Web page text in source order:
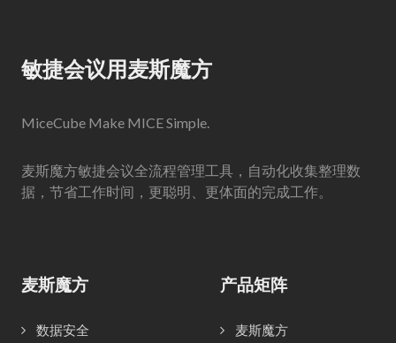
敏捷会议用麦斯魔方
MiceCube Make MICE Simple.
麦斯魔方敏捷会议全流程管理工具，自动化收集整理数
据，节省工作时间，更聪明、更体面的完成工作。
麦斯魔方
数据安全
产品矩阵
麦斯魔方